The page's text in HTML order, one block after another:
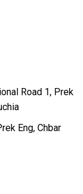
Road 1, Prek
Eng, Chbar